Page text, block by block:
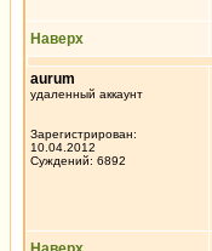
Наверх
aurum
удаленный аккаунт
Зарегистрирован:
10.04.2012
Суждений: 6892